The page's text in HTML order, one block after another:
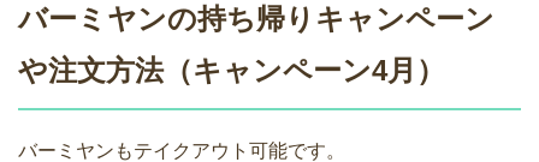
バーミヤンの持ち帰りキャンペーン
や注文方法（キャンペーン4月）
バーミヤンもテイクアウト可能です。